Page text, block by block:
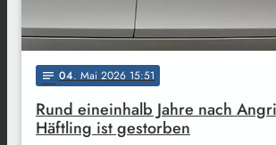
notes 04. Mai 2026 15:51
Rund eineinhalb Jahre nach
Häftling ist gestorben